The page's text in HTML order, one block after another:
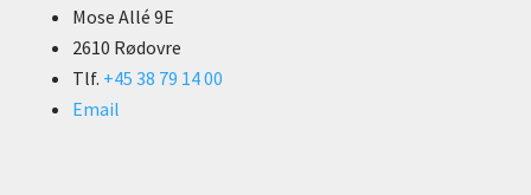
Mose Allé 9E
2610 Rødovre
Tlf. +45 38 79 14 00
Email